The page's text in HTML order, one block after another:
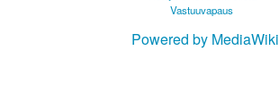
Vastuuvapaus
Powered by MediaWiki